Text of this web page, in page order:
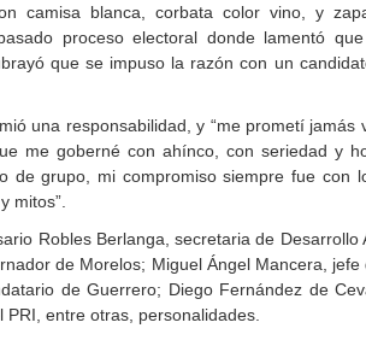
camisa blanca, corbata color vino, y
proceso electoral donde lamentó
que se impuso la razón con un
una responsabilidad, y “me prometí jamás
me goberné con ahínco, con seriedad y
de grupo, mi compromiso siempre fue con
mitos”.
Robles Berlanga, secretaria de Desarrollo
de Morelos; Miguel Ángel Mancera, jefe
de Guerrero; Diego Fernández de
entre otras, personalidades.